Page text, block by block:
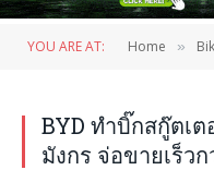
YOU ARE AT: Home »
BYD ทำบิ๊กสกู๊ตเ
มังกร จ่อขายเร็ว